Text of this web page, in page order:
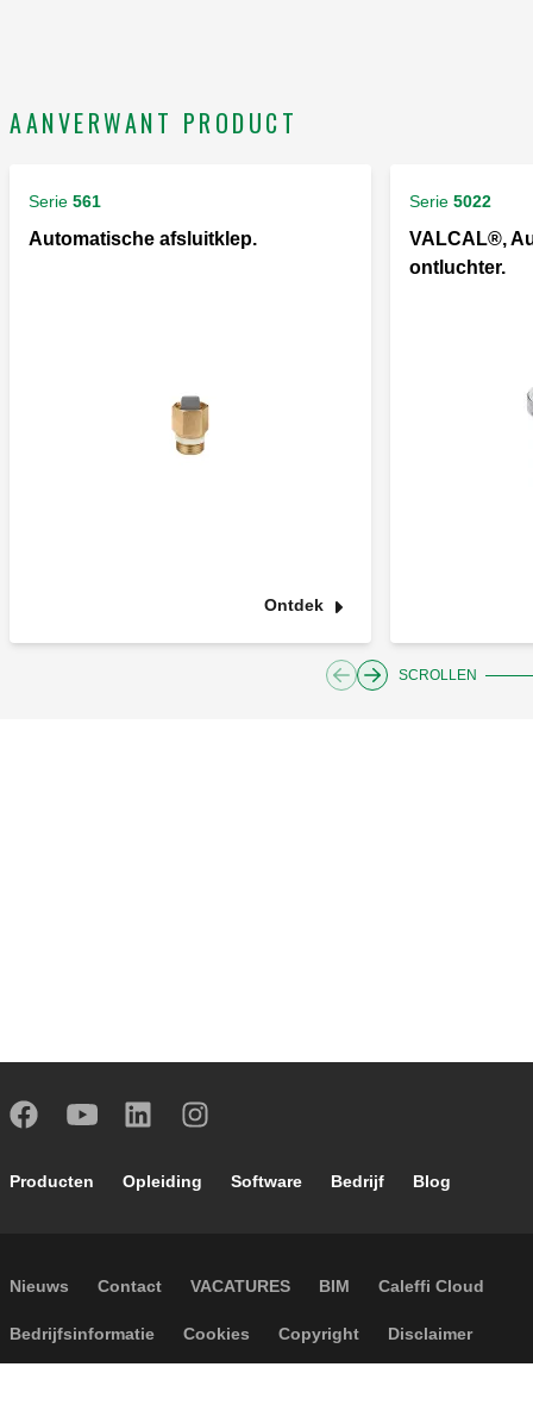
AANVERWANT PRODUCT
Serie 561
Automatische afsluitklep.
Ontdek
Serie 5022
VALCAL®,
ontluchter.
SCROLLEN
Footer main navigation
Producten Opleiding Software Bedrijf Blog
Footer secondary navigation
Nieuws Contact VACATURES BIM Caleffi Cloud
Footer menu
Bedrijfsinformatie Cookies Copyright Disclaimer